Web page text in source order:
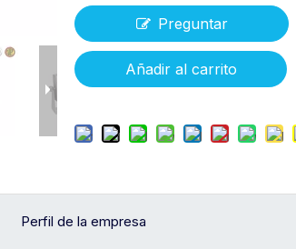
Preguntar
Añadir al carrito
Perfil de la empresa